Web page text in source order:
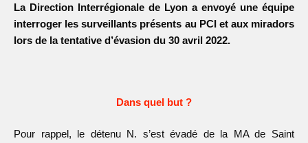
La Direction Interrégionale de Lyon a envoyé une équipe
interroger les surveillants présents au PCI et aux miradors
lors de la tentative d’évasion du 30 avril 2022.
Dans quel but ?
Pour rappel, le détenu N. s’est évadé de la MA de Saint